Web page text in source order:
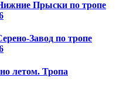
Прыски по тропе
Завод по тропе
летом. Тропа